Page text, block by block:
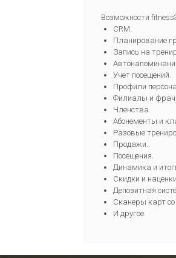
Возможности
CRM.
Планирование
Запись на
Учет посещений.
Профили
Филиалы и
Членства.
Абонементы и
Разовые
Продажи.
Посещения.
Динамика и
Скидки и
Депозитная
Сканеры карт
И другое.